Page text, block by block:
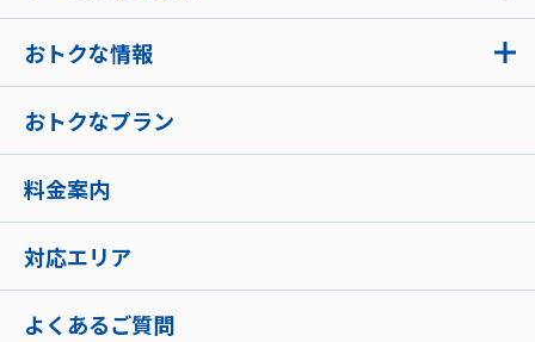
おトクな情報
おトクなプラン
料金案内
対応エリア
よくあるご質問